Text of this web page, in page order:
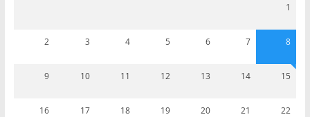
1
2 3 4 5 6 7 8
9 10 11 12 13 14 15
16 17 18 19 20 21 22